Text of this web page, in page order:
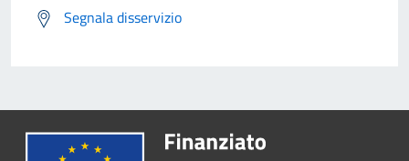
Segnala disservizio